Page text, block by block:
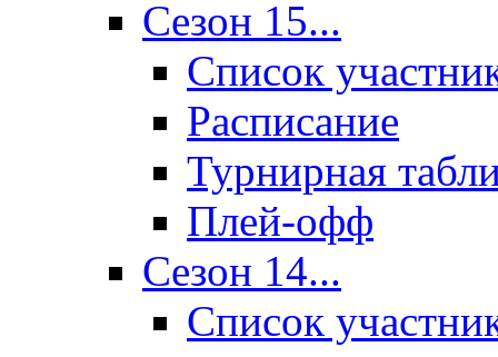
Сезон 15...
Список
Расписание
Турнирная
Плей-офф
Сезон 14...
Список